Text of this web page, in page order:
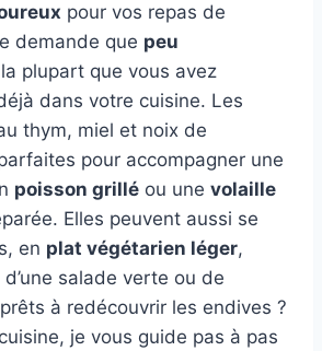
pour vos repas de
demande que peu
plupart que vous avez
dans votre cuisine. Les
thym, miel et noix de
pour accompagner une
poisson grillé ou une volaille
Elles peuvent aussi se
en plat végétarien léger,
salade verte ou de
à redécouvrir les endives ?
je vous guide pas à pas